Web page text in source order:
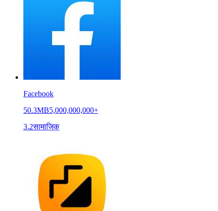
Facebook
50.3MB5,000,000,000+
3.2सामाजिक